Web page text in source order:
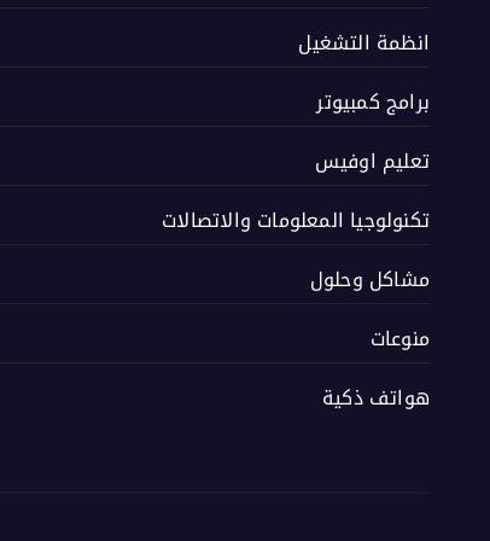
انظمة التشغيل
برامج كمبيوتر
تعليم اوفيس
تكنولوجيا المعلومات والاتصالات
مشاكل وحلول
منوعات
هواتف ذكية